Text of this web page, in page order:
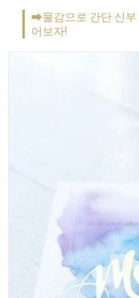
➡물감으로 간단 신부
어보자!